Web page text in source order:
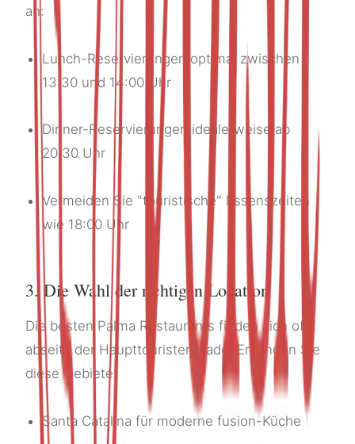
an:
Lunch-Reservierungen optimal zwischen
13:30 und 14:00 Uhr
Dinner-Reservierungen idealerweise ab
20:30 Uhr
Vermeiden Sie "touristische" Essenszeiten
wie 18:00 Uhr
3. Die Wahl der richtigen Location
Die besten Palma Restaurants finden sich oft
abseits der Haupttouristenpfade. Erkunden Sie
diese Gebiete:
Santa Catalina für moderne fusion-Küche